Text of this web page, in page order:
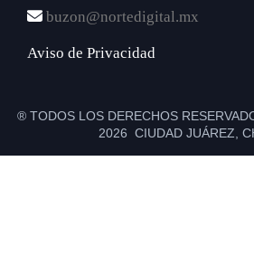
buzon@nortedigital.mx
Aviso de Privacidad
® TODOS LOS DERECHOS
2026 CIUDAD JUÁREZ,